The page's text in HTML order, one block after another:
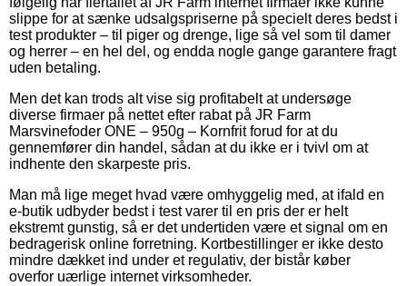
slippe for at sænke udsalgspriserne på specielt deres bedst i
test produkter – til piger og drenge, lige så vel som til damer
og herrer – en hel del, og endda nogle gange garantere fragt
uden betaling.
Men det kan trods alt vise sig profitabelt at undersøge
diverse firmaer på nettet efter rabat på JR Farm
Marsvinefoder ONE – 950g – Kornfrit forud for at du
gennemfører din handel, sådan at du ikke er i tvivl om at
indhente den skarpeste pris.
Man må lige meget hvad være omhyggelig med, at ifald en
e-butik udbyder bedst i test varer til en pris der er helt
ekstremt gunstig, så er det undertiden være et signal om en
bedragerisk online forretning. Kortbestillinger er ikke desto
mindre dækket ind under et regulativ, der bistår køber
overfor uærlige internet virksomheder.